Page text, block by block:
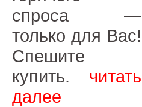
спроса —
только для Вас!
Спешите
купить. читать
далее